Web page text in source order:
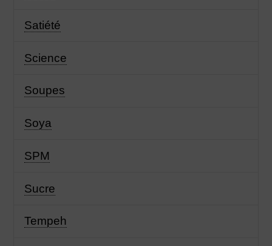
Satiété
Science
Soupes
Soya
SPM
Sucre
Tempeh